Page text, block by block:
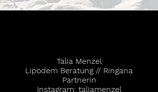
Talia Menzel
Lipödem Beratung // Ringana
Partnerin
Instagram: taliamenzel